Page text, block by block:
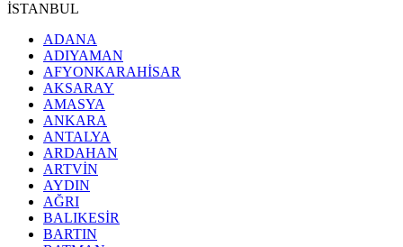
İSTANBUL
ADANA
ADIYAMAN
AFYONKARAHİSAR
AKSARAY
AMASYA
ANKARA
ANTALYA
ARDAHAN
ARTVİN
AYDIN
AĞRI
BALIKESİR
BARTIN